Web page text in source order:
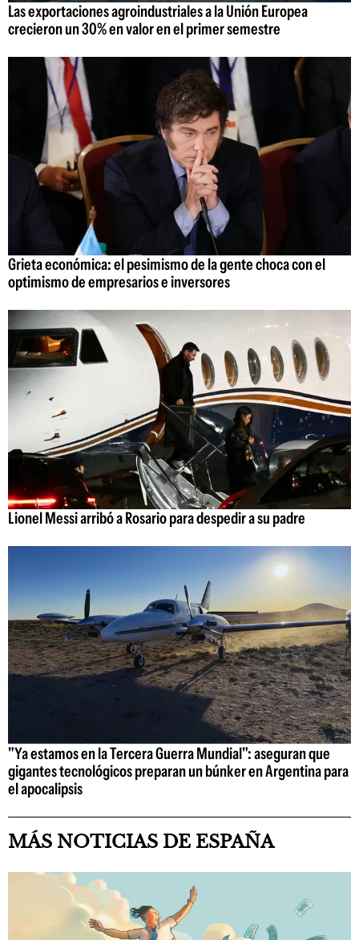
Las exportaciones agroindustriales a la Unión Europea
crecieron un 30% en valor en el primer semestre
Grieta económica: el pesimismo de la gente choca con el
optimismo de empresarios e inversores
Lionel Messi arribó a Rosario para despedir a su padre
"Ya estamos en la Tercera Guerra Mundial": aseguran que
gigantes tecnológicos preparan un búnker en Argentina para
el apocalipsis
MÁS NOTICIAS DE ESPAÑA